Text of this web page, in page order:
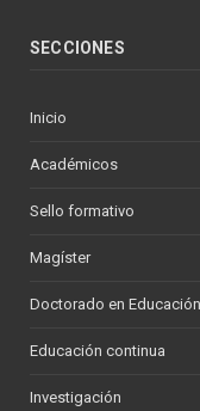
SECCIONES
Inicio
Académicos
Sello formativo
Magíster
Doctorado en Educación
Educación continua
Investigación